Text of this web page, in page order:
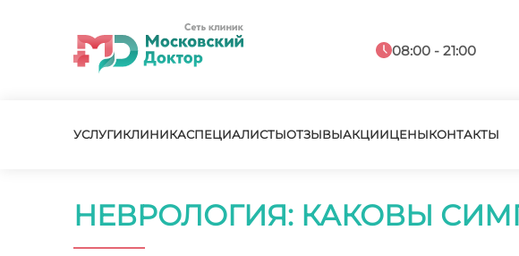
08:00 - 21:00
УСЛУГИКЛИНИКАСПЕЦИАЛИСТЫОТЗЫВЫАКЦИИЦЕНЫКОНТАКТЫ
НЕВРОЛОГИЯ: КАКОВЫ